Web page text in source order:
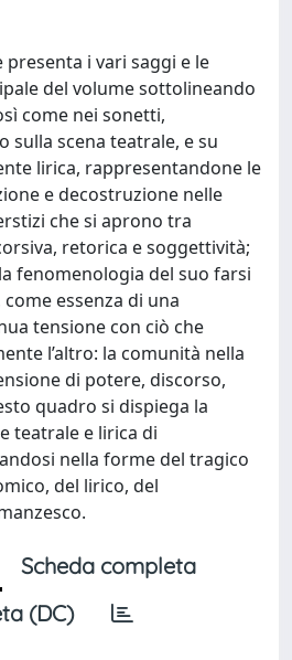
i vari saggi e le
del volume sottolineando
come nei sonetti,
sulla scena teatrale, e su
lirica, rappresentandone le
e decostruzione nelle
che si aprono tra
retorica e soggettività;
fenomenologia del suo farsi
essenza di una
tensione con ciò che
l’altro: la comunità nella
di potere, discorso,
quadro si dispiega la
teatrale e lirica di
nella forme del tragico
del lirico, del
Scheda completa
(DC)